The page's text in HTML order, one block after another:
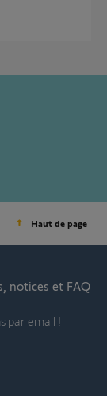
Haut de page
notices et FAQ
par email !